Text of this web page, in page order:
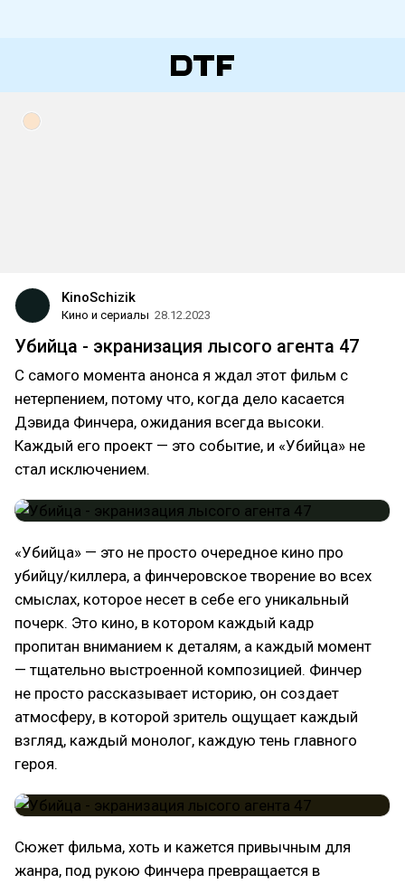
KinoSchizik
Кино и сериалы 28.12.2023
Убийца - экранизация лысого агента 47
С самого момента анонса я ждал этот фильм с
нетерпением, потому что, когда дело касается
Дэвида Финчера, ожидания всегда высоки.
Каждый его проект — это событие, и «Убийца» не
стал исключением.
«Убийца» — это не просто очередное кино про
убийцу/киллера, а финчеровское творение во всех
смыслах, которое несет в себе его уникальный
почерк. Это кино, в котором каждый кадр
пропитан вниманием к деталям, а каждый момент
— тщательно выстроенной композицией. Финчер
не просто рассказывает историю, он создает
атмосферу, в которой зритель ощущает каждый
взгляд, каждый монолог, каждую тень главного
героя.
Сюжет фильма, хоть и кажется привычным для
жанра, под рукою Финчера превращается в